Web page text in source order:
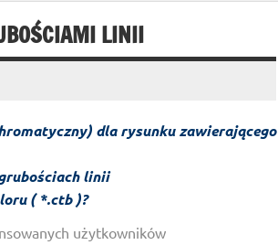
LINII
dla rysunku zawierającego
linii
( *.ctb )?
użytkowników